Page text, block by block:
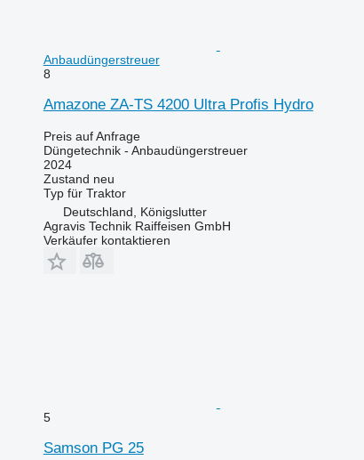
Anbaudüngerstreuer
8
Amazone ZA-TS 4200 Ultra Profis Hydro
Preis auf Anfrage
Düngetechnik - Anbaudüngerstreuer
2024
Zustand neu
Typ für Traktor
Deutschland, Königslutter
Agravis Technik Raiffeisen GmbH
Verkäufer kontaktieren
5
Samson PG 25